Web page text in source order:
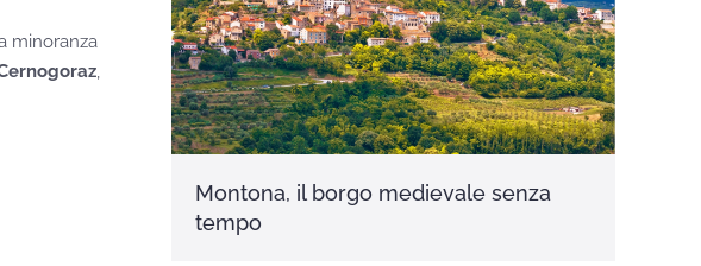
minoranza
,
Montona, il borgo medievale senza
tempo